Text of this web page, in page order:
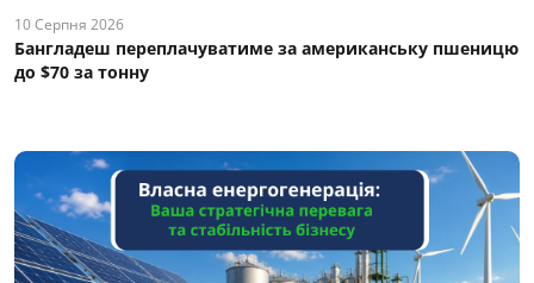
10 Серпня 2026
Бангладеш переплачуватиме за американську пшеницю
до $70 за тонну